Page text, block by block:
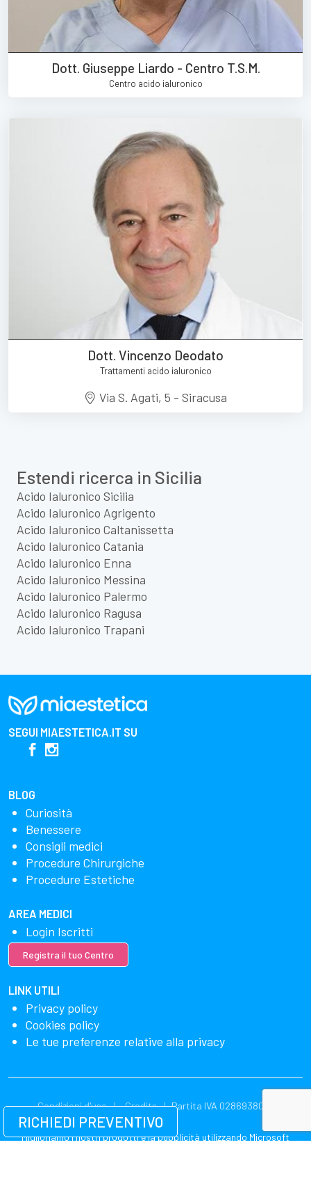
Dott. Giuseppe Liardo - Centro T.S.M.
Centro acido ialuronico
Dott. Vincenzo Deodato
Trattamenti acido ialuronico
Via S. Agati, 5 - Siracusa
Estendi ricerca in Sicilia
Acido Ialuronico Sicilia
Acido Ialuronico Agrigento
Acido Ialuronico Caltanissetta
Acido Ialuronico Catania
Acido Ialuronico Enna
Acido Ialuronico Messina
Acido Ialuronico Palermo
Acido Ialuronico Ragusa
Acido Ialuronico Trapani
SEGUI MIAESTETICA.IT SU
BLOG
Curiosità
Benessere
Consigli medici
Procedure Chirurgiche
Procedure Estetiche
AREA MEDICI
Login Iscritti
Registra il tuo Centro
LINK UTILI
Privacy policy
Cookies policy
Le tue preferenze relative alla privacy
Condizioni d'uso Credits Partita IVA 02869380549
Miglioriamo i nostri prodotti e la pubblicità utilizzando Microsoft
RICHIEDI PREVENTIVO